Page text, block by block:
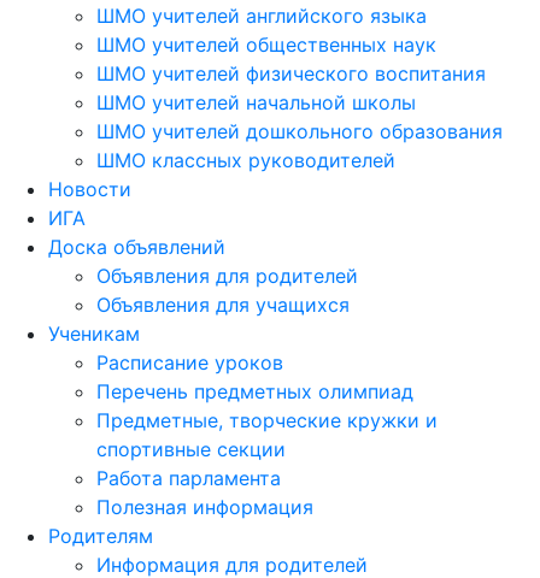
ШМО учителей английского языка
ШМО учителей общественных наук
ШМО учителей физического воспитания
ШМО учителей начальной школы
ШМО учителей дошкольного образования
ШМО классных руководителей
Новости
ИГА
Доска объявлений
Объявления для родителей
Объявления для учащихся
Ученикам
Расписание уроков
Перечень предметных олимпиад
Предметные, творческие кружки и
спортивные секции
Работа парламента
Полезная информация
Родителям
Информация для родителей